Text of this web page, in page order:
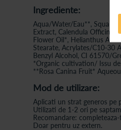
Ingrediente:
Aqua/Water/Eau**,
Extract, Calendula
Flower Oil*, Helianthus
Stearate, Acrylates/C10-30
Benzyl Alcohol, CI 61570/
*Organic cultivation/ Issu
**Rosa Canina Fruit*
Mod de utilizare:
Aplicati un strat generos pe
Utilizati de 1-2 ori pe
Recomandare:
Doar pentru uz extern.